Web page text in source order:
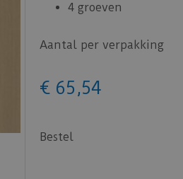
4 groeven
Aantal per verpakking
€ 65 ,54
Bestel